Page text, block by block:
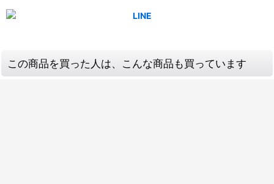
この商品を買った人は、こんな商品も買っています